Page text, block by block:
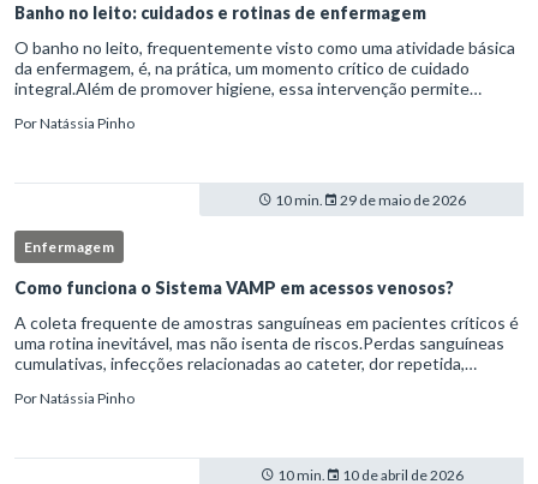
Banho no leito: cuidados e rotinas de enfermagem
O banho no leito, frequentemente visto como uma atividade básica
da enfermagem, é, na prática, um momento crítico de cuidado
integral.Além de promover higiene, essa intervenção permite
PorNatássia Pinho
10 min. 29 de maio de 2026
Enfermagem
Como funciona o Sistema VAMP em acessos venosos?
A coleta frequente de amostras sanguíneas em pacientes críticos é
uma rotina inevitável, mas não isenta de riscos.Perdas sanguíneas
cumulativas, infecções relacionadas ao cateter, dor repetida,
PorNatássia Pinho
10 min. 10 de abril de 2026